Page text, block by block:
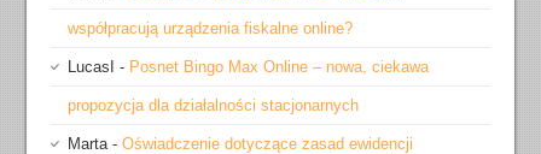
współpracują urządzenia fiskalne online?
LucasI - Posnet Bingo Max Online – nowa, ciekawa
propozycja dla działalności stacjonarnych
Marta-Oświadczenie dotyczące zasad ewidencji